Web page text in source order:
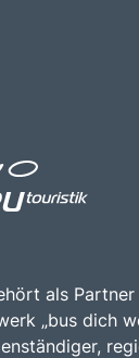
als
„bus dich